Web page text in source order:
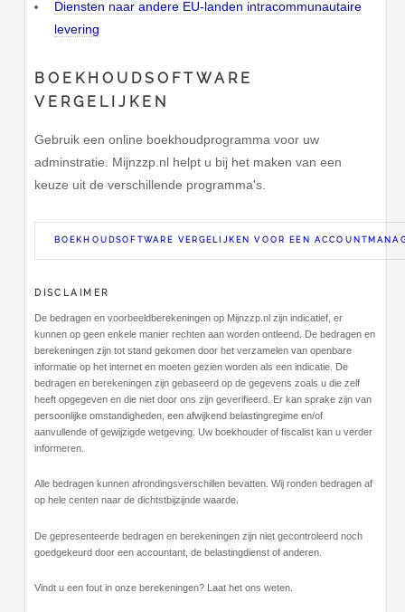
Diensten naar andere EU-landen intracommunautaire
levering
BOEKHOUDSOFTWARE
VERGELIJKEN
Gebruik een online boekhoudprogramma voor uw
adminstratie. Mijnzzp.nl helpt u bij het maken van een
keuze uit de verschillende programma's.
BOEKHOUDSOFTWARE VERGELIJKEN VOOR EEN
DISCLAIMER
De bedragen en voorbeeldberekeningen op Mijnzzp.nl zijn indicatief, er
kunnen op geen enkele manier rechten aan worden ontleend. De bedragen en
berekeningen zijn tot stand gekomen door het verzamelen van openbare
informatie op het internet en moeten gezien worden als een indicatie. De
bedragen en berekeningen zijn gebaseerd op de gegevens zoals u die zelf
heeft opgegeven en die niet door ons zijn geverifieerd. Er kan sprake zijn van
persoonlijke omstandigheden, een afwijkend belastingregime en/of
aanvullende of gewijzigde wetgeving. Uw boekhouder of fiscalist kan u verder
informeren.
Alle bedragen kunnen afrondingsverschillen bevatten. Wij ronden bedragen af
op hele centen naar de dichtstbijzijnde waarde.
De gepresenteerde bedragen en berekeningen zijn niet gecontroleerd noch
goedgekeurd door een accountant, de belastingdienst of anderen.
Vindt u een fout in onze berekeningen? Laat het ons weten.